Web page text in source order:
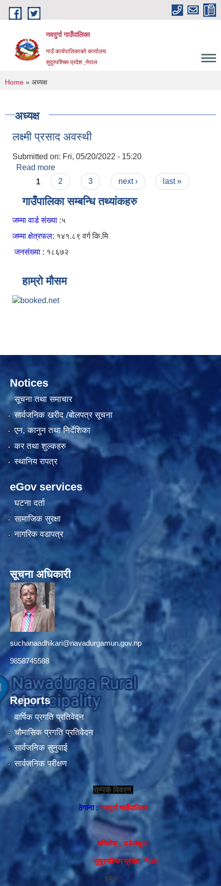
Skip to main content
नवदुर्गा गाउँपालिका
गाउँ कार्यपालिकाको कार्यालय
सुदुरपश्चिम प्रदेश ,नेपाल
You are here
Home » अध्यक्ष
अध्यक्ष
लक्ष्मी प्रसाद अवस्थी
Submitted on: Fri, 05/20/2022 - 15:20
Read more
Pages
1 2 3 next › last »
गाउँपालिका सम्बन्धि तथ्यांकहरु
जम्मा वार्ड संख्या :५
जम्मा क्षेत्रफल: १४१.८९ वर्ग कि.मि
जनसंख्या : १८६७२
हाम्रो मौसम
Notices
सूचना तथा समाचार
सार्वजनिक खरीद /बोलपत्र सूचना
एन, कानुन तथा निर्देशिका
कर तथा शुल्कहरु
स्थानिय रापत्र
eGov services
घटना दर्ता
सामाजिक सुरक्षा
नागरिक वडापत्र
सूचना अधिकारी
suchanaadhikari@navadurgamun.gov.np
9858745588
Reports
वार्षिक प्रगति प्रतिवेदन
चौमासिक प्रगति प्रतिवेदन
सार्वजनिक सुनुवाई
सार्वजनिक परीक्षण
सम्पर्क विवरण
ठेगाना :नवदुर्गा गाउँपालिका
मणिलेक , डडेलधुरा
सुदूरपश्चिम प्रदेश, नेपाल
इमेल :